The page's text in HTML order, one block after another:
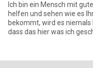
Ich bin ein Mensch mit
helfen und sehen wie es
bekommt, wird es
dass das hier was ich